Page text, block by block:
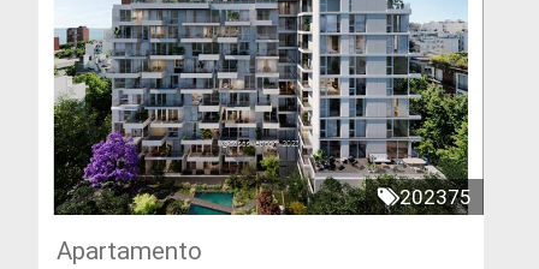
202375
Apartamento